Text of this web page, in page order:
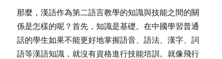
那麼，漢語作為第二語言教學的知識與技能之間的關
係是怎樣的呢？首先，知識是基礎。在中國學習普通
話的學生如果不能更好地掌握語音、語法、漢字、詞
語等漢語知識，就沒有資格進行技能培訓。就像飛行